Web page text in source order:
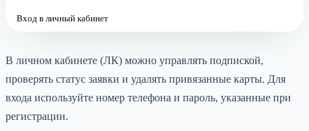
Вход в личный кабинет
В личном кабинете (ЛК) можно управлять подпиской,
проверять статус заявки и удалять привязанные карты. Для
входа используйте номер телефона и пароль, указанные при
регистрации.